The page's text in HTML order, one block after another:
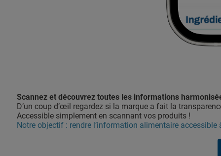
Scannez et découvrez toutes les informations
D’un coup d’œil regardez si la marque a fait la
Accessible simplement en scannant vos produits !
Notre objectif : rendre l’information alimentaire